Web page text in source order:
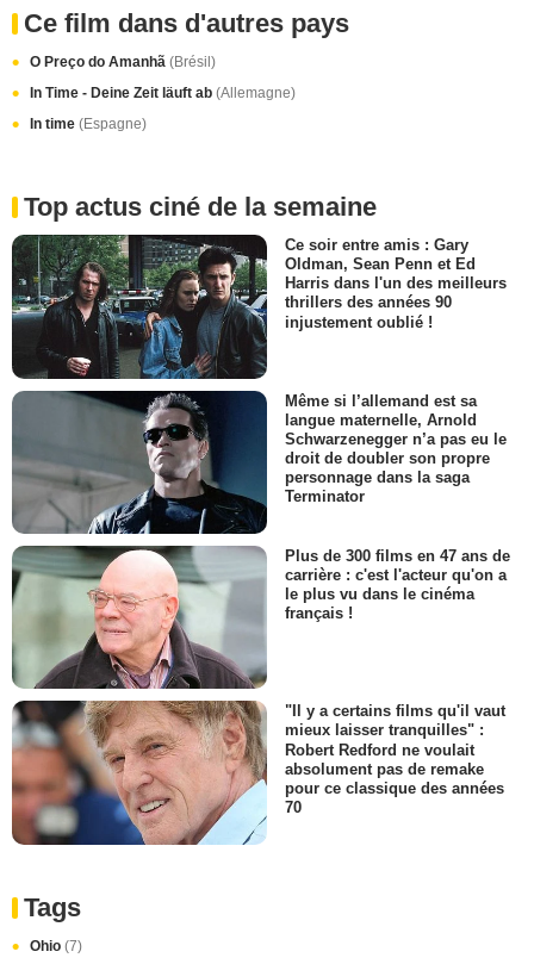
Ce film dans d'autres pays
O Preço do Amanhã (Brésil)
In Time - Deine Zeit läuft ab (Allemagne)
In time (Espagne)
Top actus ciné de la semaine
Ce soir entre amis : Gary
Oldman, Sean Penn et Ed
Harris dans l'un des meilleurs
thrillers des années 90
injustement oublié !
Même si l’allemand est sa
langue maternelle, Arnold
Schwarzenegger n’a pas eu le
droit de doubler son propre
personnage dans la saga
Terminator
Plus de 300 films en 47 ans de
carrière : c'est l'acteur qu'on a
le plus vu dans le cinéma
français !
"Il y a certains films qu'il vaut
mieux laisser tranquilles" :
Robert Redford ne voulait
absolument pas de remake
pour ce classique des années
70
Tags
Ohio (7)